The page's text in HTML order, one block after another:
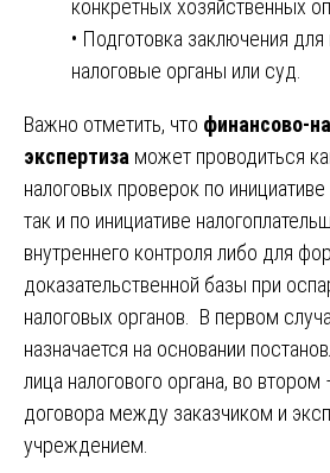
конкретных хозяйственных
• Подготовка заключения
налоговые органы или суд.
Важно отметить, что финансово-
экспертиза может проводиться
налоговых проверок по
так и по инициативе
внутреннего контроля либо для
доказательственной базы при
налоговых органов. В первом
назначается на основании
лица налогового органа, во втором
договора между заказчиком и
учреждением.